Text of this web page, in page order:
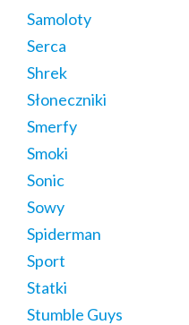
Samoloty
Serca
Shrek
Słoneczniki
Smerfy
Smoki
Sonic
Sowy
Spiderman
Sport
Statki
Stumble Guys